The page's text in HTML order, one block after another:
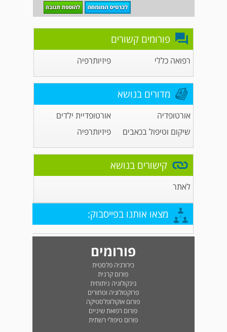
פורומים קשורים
רפואה כללי פיזיותרפיה
מדורים בנושא
אורטופדיה
אורטופדיית ילדים
שיקום וטיפול בכאבים
פיזיותרפיה
קישורים בנושא
לאתר
מצאו אותנו בפייסבוק:
פורומים
כירורגיה פלסטית
פורום קרנית
גינקולוגיה ניתוחית
פרוקטולוגיה וטחורים
פורום אוקולופלסטיקה
פורום רפואת שיניים
פורום טיפולי רשתית